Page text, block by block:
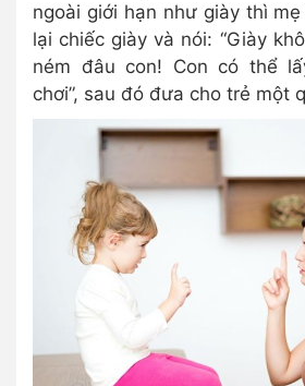
ngoài giới hạn như giày thì
lại chiếc giày và nói: “Giày
ném đâu con! Con có thể
chơi”, sau đó đưa cho trẻ một